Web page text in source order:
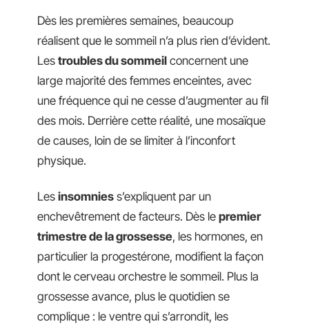
Dès les premières semaines, beaucoup
réalisent que le sommeil n’a plus rien d’évident.
Les troubles du sommeil concernent une
large majorité des femmes enceintes, avec
une fréquence qui ne cesse d’augmenter au fil
des mois. Derrière cette réalité, une mosaïque
de causes, loin de se limiter à l’inconfort
physique.
Les insomnies s’expliquent par un
enchevêtrement de facteurs. Dès le premier
trimestre de la grossesse, les hormones, en
particulier la progestérone, modifient la façon
dont le cerveau orchestre le sommeil. Plus la
grossesse avance, plus le quotidien se
complique : le ventre qui s’arrondit, les